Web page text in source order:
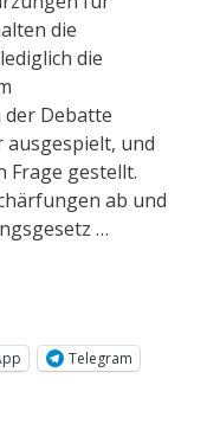
die
die
Debatte
und
Frage gestellt.
ab und
…
Telegram